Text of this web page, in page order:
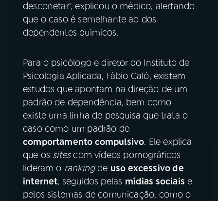
ACOMPANHE A RÁDIO NACIONAL
YouTube
TikTok
desconetar", explicou o médico, alertando
que o caso é semelhante ao dos
dependentes químicos.
Para o psicólogo e diretor do Instituto de
Psicologia Aplicada, Fábio Caló, existem
estudos que apontam na direção de um
padrão de dependência, bem como
existe uma linha de pesquisa que trata o
caso como um padrão de
comportamento compulsivo. Ele explica
que os sitescom vídeos pornográficos
lideram o rankingde uso excessivo de
internet, seguidos pelas mídias sociais e
pelos sistemas de comunicação, como o